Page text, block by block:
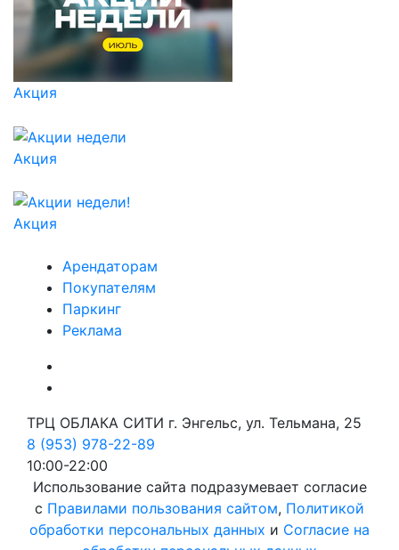
Акция
Акция
Акция
Арендаторам
Покупателям
Паркинг
Реклама
ТРЦ ОБЛАКА СИТИ г. Энгельс, ул. Тельмана, 25
8 (953) 978-22-89
10:00-22:00
Использование сайта подразумевает согласие
с Правилами пользования сайтом, Политикой
обработки персональных данных и Согласие на